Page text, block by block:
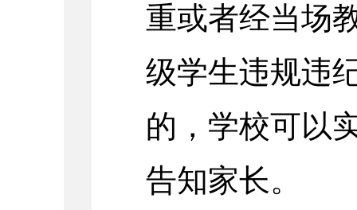
重或者经当场
级学生违规违
的，学校可以
告知家长。